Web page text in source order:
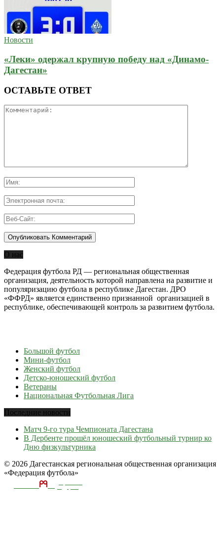
Новости
«Леки» одержал крупную победу над «Динамо-
Дагестан»
ОСТАВЬТЕ ОТВЕТ
О нас
Федерация футбола РД — региональная общественная
организация, деятельность которой направлена на развитие и
популяризацию футбола в республике Дагестан. ДРО
«ФФРД» является единственно признанной организацией в
республике, обеспечивающей контроль за развитием футбола.
Большой футбол
Мини-футбол
Женский футбол
Детско-юношеский футбол
Ветераны
Национальная Футбольная Лига
Последние новости
Матч 9-го тура Чемпионата Дагестана
В Дербенте прошёл юношеский футбольный турнир ко
Дню физкультурника
© 2026 Дагестанская региональная общественная организация
«Федерация футбола»